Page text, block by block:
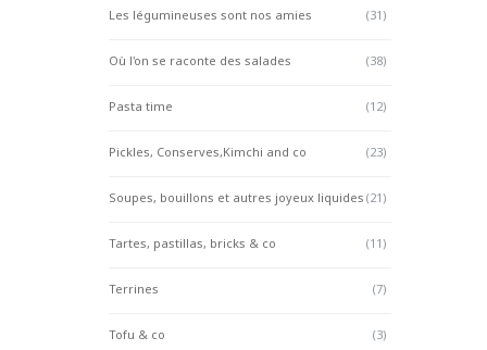
Les légumineuses sont nos amies (31)
Où l'on se raconte des salades (38)
Pasta time (12)
Pickles, Conserves,Kimchi and co (23)
Soupes, bouillons et autres joyeux liquides (21)
Tartes, pastillas, bricks & co (11)
Terrines (7)
Tofu & co (3)